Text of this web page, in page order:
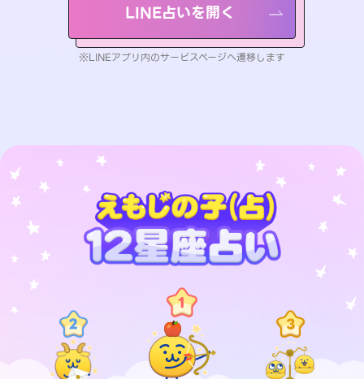
LINE占いを開く
※LINEアプリ内のサービスページへ遷移します